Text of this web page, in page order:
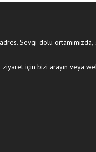
Sevgi dolu
için bizi arayın veya